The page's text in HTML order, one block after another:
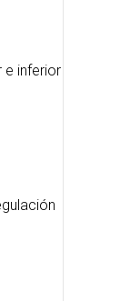
e inferior